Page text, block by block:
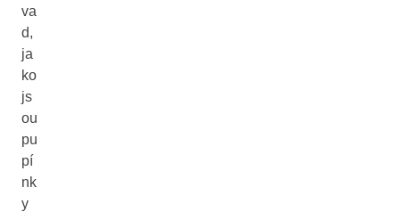
va
d,
ja
ko
js
ou
pu
pí
nk
y